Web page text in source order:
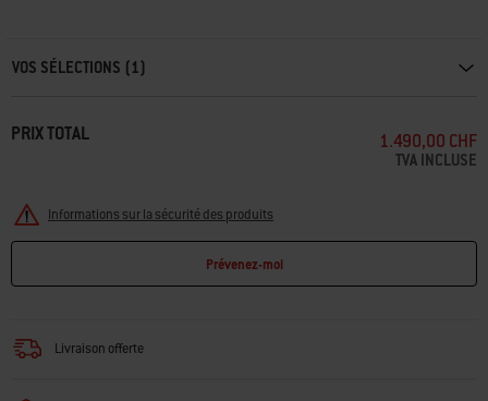
VOS SÉLECTIONS (1)
PRIX TOTAL 1.490,00 CHF
TVA INCLUSE
Informations sur la sécurité des produits
Prévenez-moi
Livraison offerte